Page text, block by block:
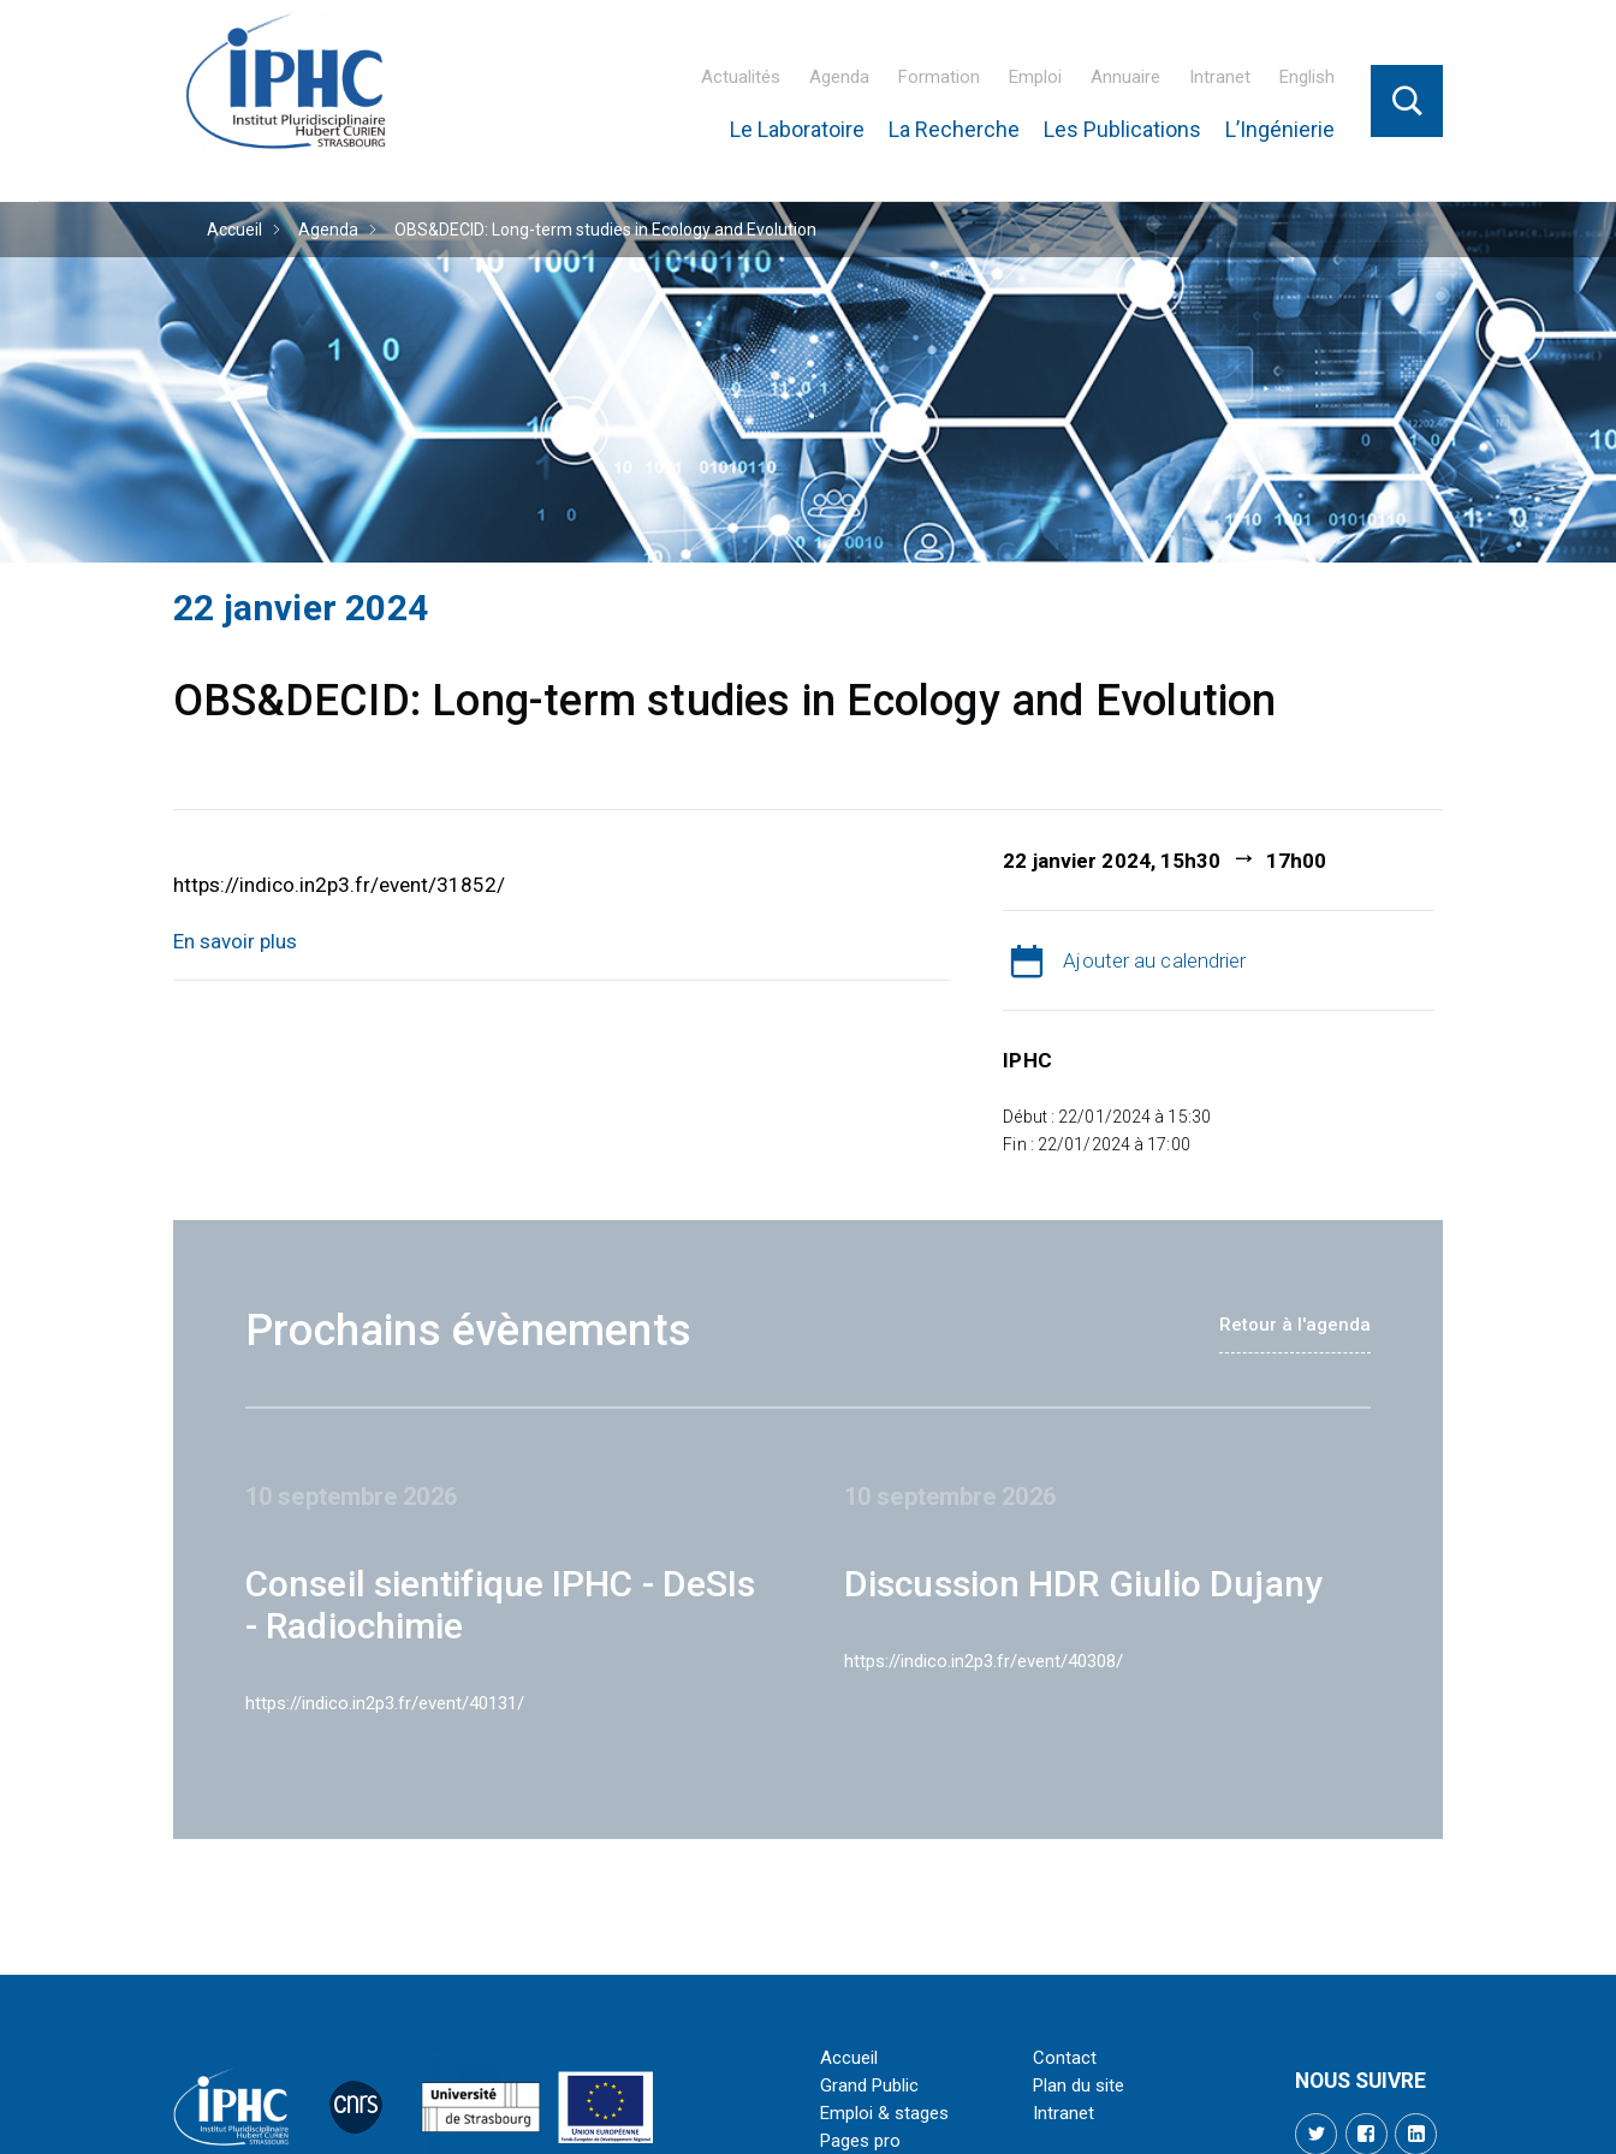
Institut pluridisciplinaire Hubert Curien – IPHC
Actualités Agenda Formation Emploi Annuaire Intranet English
Le Laboratoire La Recherche Les Publications L’Ingénierie
Accueil Agenda OBS&DECID: Long-term studies in Ecology and Evolution
22 janvier 2024
OBS&DECID: Long-term studies in Ecology and Evolution
https://indico.in2p3.fr/event/31852/
En savoir plus
22 janvier 2024, 15h30 17h00
Ajouter au calendrier
IPHC
Début : 22/01/2024 à 15:30
Fin : 22/01/2024 à 17:00
Prochains évènements Retour à l'agenda
10 septembre 2026
Conseil sientifique IPHC - DeSIs
- Radiochimie
https://indico.in2p3.fr/event/40131/
10 septembre 2026
Discussion HDR Giulio Dujany
https://indico.in2p3.fr/event/40308/
Accueil
Grand Public
Emploi & stages
Pages pro
Contact
Plan du site
Intranet
NOUS SUIVRE
TwitterFacebookLinkedIn